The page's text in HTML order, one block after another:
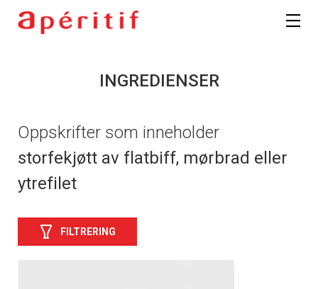
INGREDIENSER
Oppskrifter som inneholder
storfekjøtt av flatbiff, mørbrad eller
ytrefilet
FILTRERING